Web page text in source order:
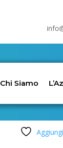
Chi Siamo